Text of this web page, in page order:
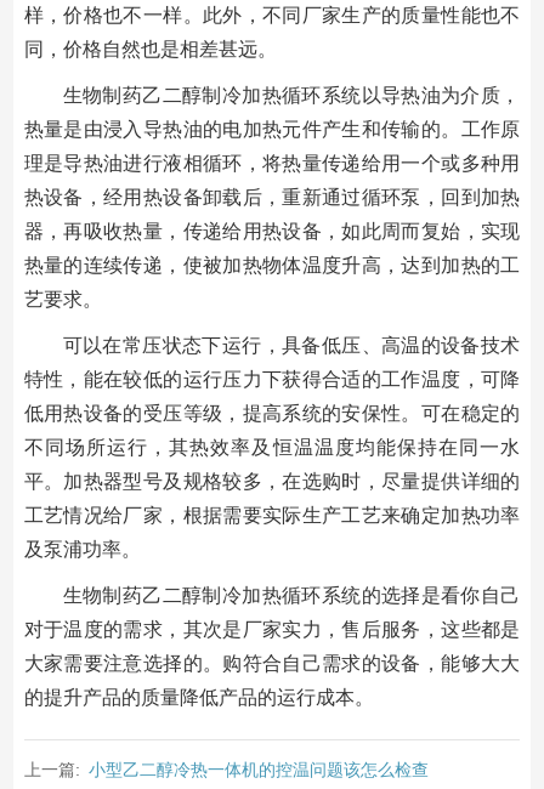
样，价格也不一样。此外，不同厂家生产的质量性能也不
同，价格自然也是相差甚远。
生物制药乙二醇制冷加热循环系统以导热油为介质，
热量是由浸入导热油的电加热元件产生和传输的。工作原
理是导热油进行液相循环，将热量传递给用一个或多种用
热设备，经用热设备卸载后，重新通过循环泵，回到加热
器，再吸收热量，传递给用热设备，如此周而复始，实现
热量的连续传递，使被加热物体温度升高，达到加热的工
艺要求。
可以在常压状态下运行，具备低压、高温的设备技术
特性，能在较低的运行压力下获得合适的工作温度，可降
低用热设备的受压等级，提高系统的安保性。可在稳定的
不同场所运行，其热效率及恒温温度均能保持在同一水
平。加热器型号及规格较多，在选购时，尽量提供详细的
工艺情况给厂家，根据需要实际生产工艺来确定加热功率
及泵浦功率。
生物制药乙二醇制冷加热循环系统的选择是看你自己
对于温度的需求，其次是厂家实力，售后服务，这些都是
大家需要注意选择的。购符合自己需求的设备，能够大大
的提升产品的质量降低产品的运行成本。
上一篇: 小型乙二醇冷热一体机的控温问题该怎么检查